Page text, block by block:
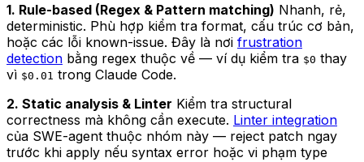
1. Rule-based (Regex & Pattern matching) Nhanh, rẻ,
deterministic. Phù hợp kiểm tra format, cấu trúc cơ bản,
hoặc các lỗi known-issue. Đây là nơi frustration
detection bằng regex thuộc về — ví dụ kiểm tra $0 thay
vì $0.01 trong Claude Code.
2. Static analysis & Linter Kiểm tra structural
correctness mà không cần execute. Linter integration
của SWE-agent thuộc nhóm này — reject patch ngay
trước khi apply nếu syntax error hoặc vi phạm type